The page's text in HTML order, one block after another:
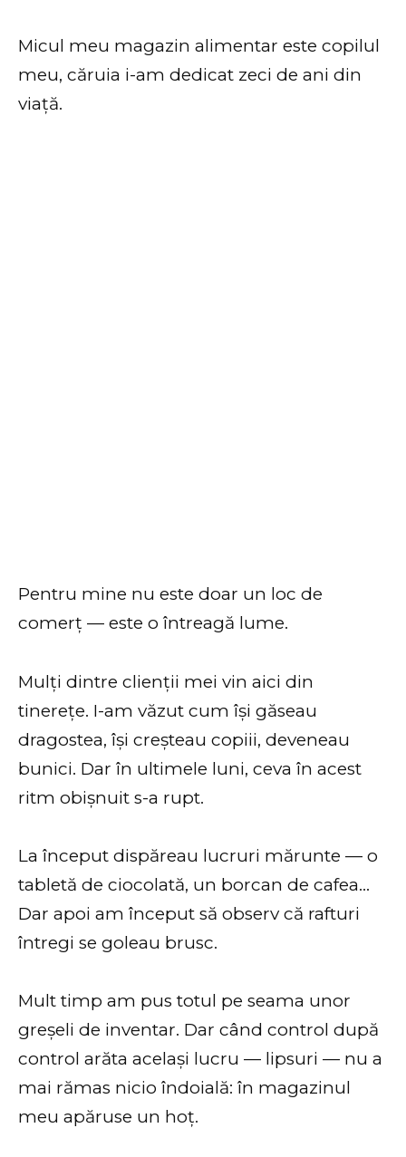
Micul meu magazin alimentar este copilul
meu, căruia i-am dedicat zeci de ani din
viață.
Pentru mine nu este doar un loc de
comerț — este o întreagă lume.
Mulți dintre clienții mei vin aici din
tinerețe. I-am văzut cum își găseau
dragostea, își creșteau copiii, deveneau
bunici. Dar în ultimele luni, ceva în acest
ritm obișnuit s-a rupt.
La început dispăreau lucruri mărunte — o
tabletă de ciocolată, un borcan de cafea…
Dar apoi am început să observ că rafturi
întregi se goleau brusc.
Mult timp am pus totul pe seama unor
greșeli de inventar. Dar când control după
control arăta același lucru — lipsuri — nu a
mai rămas nicio îndoială: în magazinul
meu apăruse un hoț.